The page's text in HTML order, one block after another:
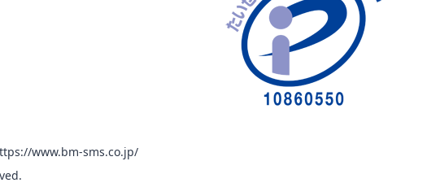
www.bm-sms.co.jp/